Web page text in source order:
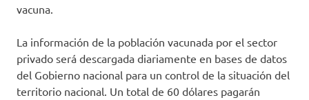
vacuna.
La información de la población vacunada por el sector
privado será descargada diariamente en bases de datos
del Gobierno nacional para un control de la situación del
territorio nacional. Un total de 60 dólares pagarán